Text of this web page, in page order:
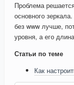
Проблема
основного
без www лучше,
уровня, а его
Статьи по теме
Как